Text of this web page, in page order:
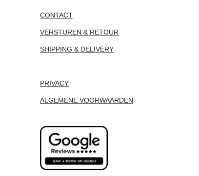
CONTACT
VERSTUREN & RETOUR
SHIPPING & DELIVERY
PRIVACY
ALGEMENE VOORWAARDEN